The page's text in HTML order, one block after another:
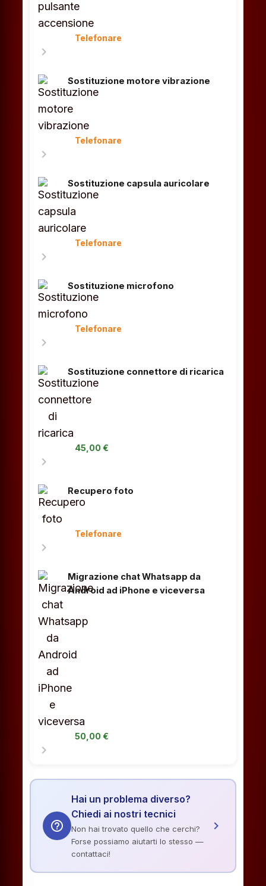
Telefonare
chevron_right
Sostituzione motore vibrazione
Telefonare
chevron_right
Sostituzione capsula auricolare
Telefonare
chevron_right
Sostituzione microfono
Telefonare
chevron_right
Sostituzione connettore di ricarica
45,00 €
chevron_right
Recupero foto
Telefonare
chevron_right
Migrazione chat Whatsapp da
Android ad iPhone e viceversa
50,00 €
chevron_right
help_outline
Hai un problema diverso?
Chiedi ai nostri tecnici
Non hai trovato quello che cerchi?
Forse possiamo aiutarti lo stesso —
contattaci!
chevron_right